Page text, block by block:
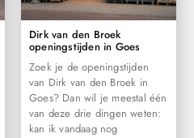
Dirk van den Broek
openingstijden in Goes
Zoek je de openingstijden
van Dirk van den Broek in
Goes? Dan wil je meestal één
van deze drie dingen weten:
kan ik vandaag nog